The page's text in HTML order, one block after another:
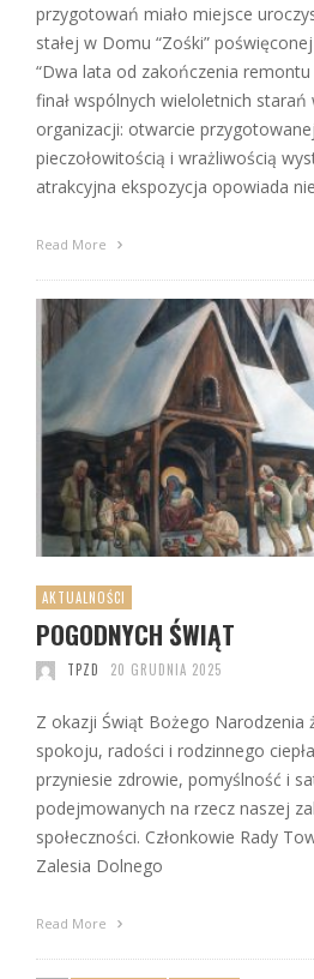
przygotowań miało miejsce
stałej w Domu “Zośki”
“Dwa lata od zakończenia remontu
finał wspólnych wieloletnich starań
organizacji: otwarcie
pieczołowitością i wrażliwością
atrakcyjna ekspozycja opowiada
Read More
AKTUALNOŚCI
POGODNYCH ŚWIĄT
TPZD 20 GRUDNIA 2025
Z okazji Świąt Bożego Narodzenia
spokoju, radości i rodzinnego
przyniesie zdrowie, pomyślność i
podejmowanych na rzecz naszej
społeczności. Członkowie Rady
Zalesia Dolnego
Read More